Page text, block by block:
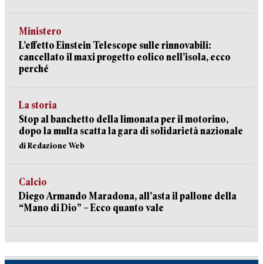
Ministero
L’effetto Einstein Telescope sulle rinnovabili:
cancellato il maxi progetto eolico nell’isola, ecco
perché
La storia
Stop al banchetto della limonata per il motorino,
dopo la multa scatta la gara di solidarietà nazionale
di Redazione Web
Calcio
Diego Armando Maradona, all’asta il pallone della
“Mano di Dio” – Ecco quanto vale